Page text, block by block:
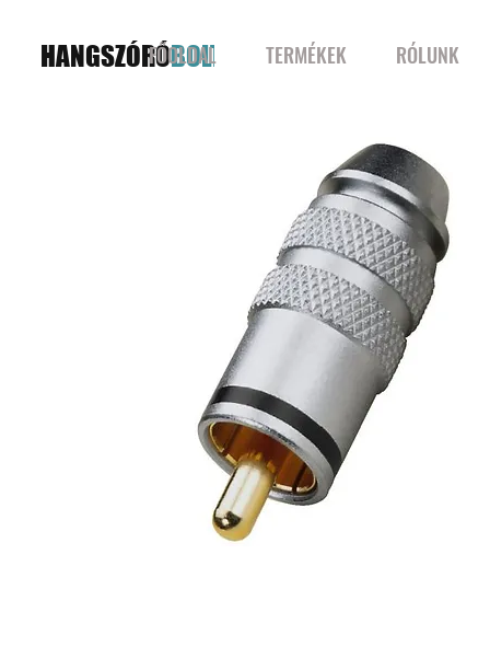
HANGSZÓRÓBOLT
FŐOLDAL TERMÉKEK RÓLUNK